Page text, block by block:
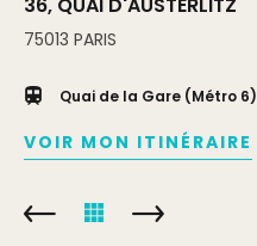
75013 PARIS
Quai de la Gare (Métro 6)
VOIR MON ITINÉRAIRE